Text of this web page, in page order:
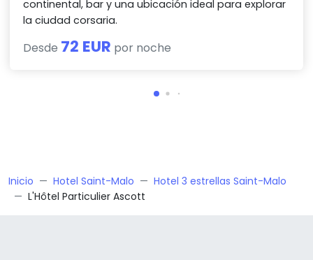
continental, bar y una ubicación ideal para explorar
la ciudad corsaria.
Desde 72 EUR por noche
Inicio Hotel Saint-Malo
Hotel 3 estrellas Saint-Malo
L'Hôtel Particulier Ascott